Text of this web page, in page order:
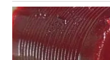
SUMBAR
WN
SUMSEL